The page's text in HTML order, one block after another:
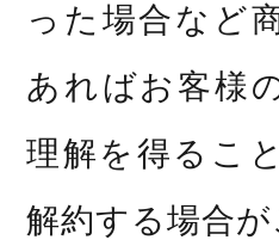
った場合など
あればお客様
理解を得るこ
解約する場合が